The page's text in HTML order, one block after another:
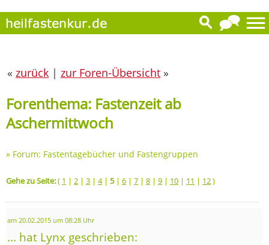
« zurück | zur Foren-Übersicht »
Forenthema: Fastenzeit ab
Aschermittwoch
» Forum: Fastentagebücher und Fastengruppen
Gehe zu Seite:( 1 | 2 | 3 | 4| 5| 6 | 7 | 8 | 9 | 10 | 11 | 12)
am 20.02.2015 um 08:28 Uhr
... hat Lynx geschrieben: